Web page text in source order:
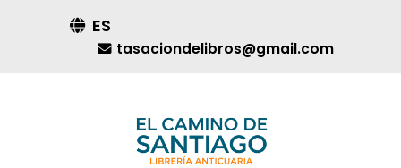
ES
tasaciondelibros@gmail.com